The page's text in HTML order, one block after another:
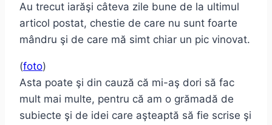
Au trecut iarăşi câteva zile bune de la ultimul
articol postat, chestie de care nu sunt foarte
mândru şi de care mă simt chiar un pic vinovat.
(foto)
Asta poate şi din cauză că mi-aş dori să fac
mult mai multe, pentru că am o grămadă de
subiecte şi de idei care aşteaptă să fie scrise şi